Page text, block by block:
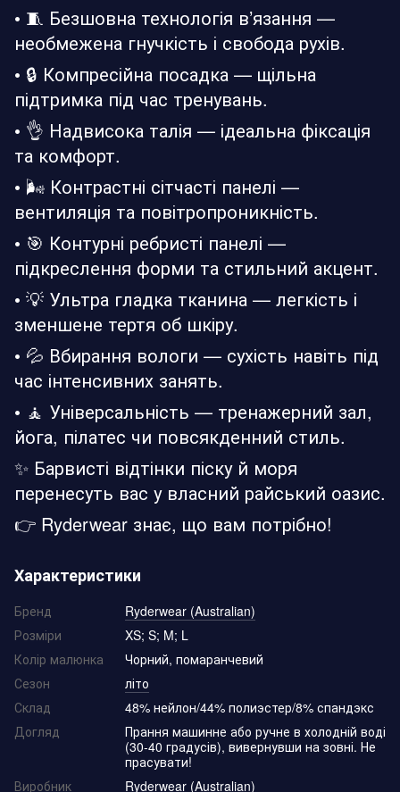
• 🧵 Безшовна технологія в’язання —
необмежена гнучкість і свобода рухів.
• 🔒 Компресійна посадка — щільна
підтримка під час тренувань.
• 👌 Надвисока талія — ідеальна фіксація
та комфорт.
• 🌬️ Контрастні сітчасті панелі —
вентиляція та повітропроникність.
• 🎯 Контурні ребристі панелі —
підкреслення форми та стильний акцент.
• 💡 Ультра гладка тканина — легкість і
зменшене тертя об шкіру.
• 💦 Вбирання вологи — сухість навіть під
час інтенсивних занять.
• 🧘 Універсальність — тренажерний зал,
йога, пілатес чи повсякденний стиль.
✨ Барвисті відтінки піску й моря
перенесуть вас у власний райський оазис.
👉 Ryderwear знає, що вам потрібно!
Характеристики
Бренд
Ryderwear (Australian)
Розміри
XS; S; M; L
Колір малюнка
Чорний, помаранчевий
Сезон
літо
Склад
48% нейлон/44% полиэстер/8% спандэкс
Догляд
Прання машинне або ручне в холодній воді
(30-40 градусів), вивернувши на зовні. Не
прасувати!
Виробник
Ryderwear (Australian)